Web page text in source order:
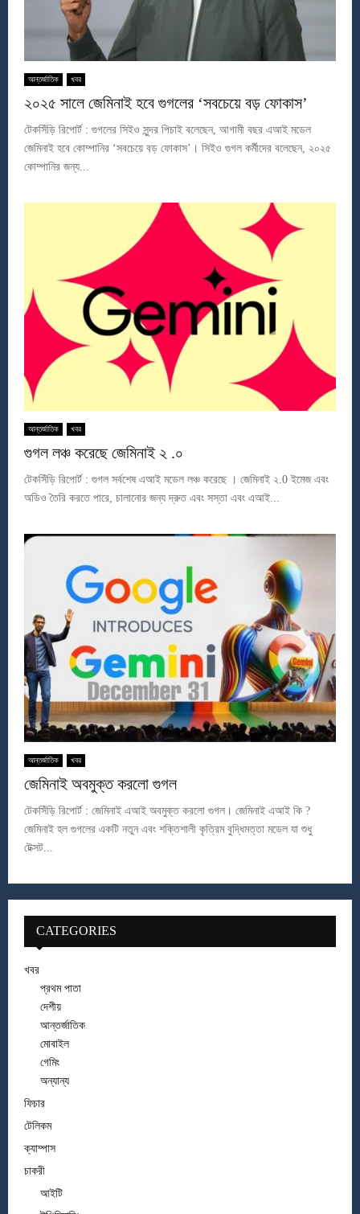
আন্তর্জাতিক খবর
২০২৫ সালে জেমিনাই হবে গুগলের ‘সবচেয়ে বড় ফোকাস’
টেকসিঁড়ি রিপোর্ট : গুগলের সিইও সুন্দর পিচাই বলেছেন, আগামী বছর এআই মডেল
জেমিনাই হবে কোম্পানির ‘সবচেয়ে বড় ফোকাস’। সিইও গুগল কর্মীদের বলেছেন, ২০২৫
কোম্পানির জন্য...
আন্তর্জাতিক খবর
গুগল লঞ্চ করেছে জেমিনাই ২ .০
টেকসিঁড়ি রিপোর্ট : গুগল সর্বশেষ এআই মডেল লঞ্চ করেছে । জেমিনাই ২.0 ইমেজ এবং
অডিও তৈরি করতে পারে, চালানোর জন্য দ্রুত এবং সস্তা এবং এআই...
আন্তর্জাতিক খবর
জেমিনাই অবমুক্ত করলো গুগল
টেকসিঁড়ি রিপোর্ট : জেমিনাই এআই অবমুক্ত করলো গুগল। জেমিনাই এআই কি ?
জেমিনাই হল গুগলের একটি নতুন এবং শক্তিশালী কৃত্রিম বুদ্ধিমত্তা মডেল যা শুধু
টেক্সট...
CATEGORIES
খবর
প্রথম পাতা
দেশীয়
আন্তর্জাতিক
মোবাইল
গেমিং
অন্যান্য
ফিচার
টেলিকম
ক্যাম্পাস
চাকরী
আইটি